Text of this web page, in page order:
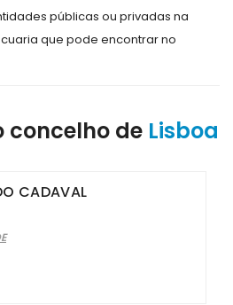
públicas ou privadas na
que pode encontrar no
concelho de Lisboa
CADAVAL